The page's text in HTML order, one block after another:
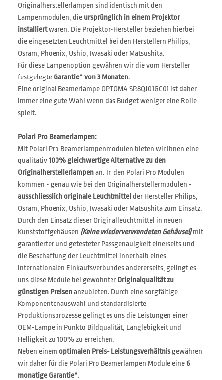
Originalherstellerlampen sind identisch mit den
Lampenmodulen, die ursprünglich in einem Projektor
installiertwaren. Die Projektor-Hersteller beziehen hierbei
die eingesetzten Leuchtmittel bei den Herstellern Philips,
Osram, Phoenix, Ushio, Iwasaki oder Matsushita.
Für diese Lampenoption gewähren wir die vom Hersteller
festgelegte Garantie* von 3 Monaten.
Eine original Beamerlampe OPTOMA SP.8QJ01GC01 ist daher
immer eine gute Wahl wenn das Budget weniger eine Rolle
spielt.
Polari Pro Beamerlampen:
Mit Polari Pro Beamerlampenmodulen bieten wir Ihnen eine
qualitativ100% gleichwertige Alternative zu den
Originalherstellerlampenan. In den Polari Pro Modulen
kommen - genau wie bei den Originalherstellermodulen -
ausschliesslich originale Leuchtmittel der Hersteller Philips,
Osram, Phoenix, Ushio, Iwasaki oder Matsushita zum Einsatz.
Durch den Einsatz dieser Originalleuchtmittel in neuen
Kunststoffgehäusen (Keine wiederverwendeten Gehäuse!)mit
garantierter und getesteter Passgenauigkeit einerseits und
die Beschaffung der Leuchtmittel innerhalb eines
internationalen Einkaufsverbundes andererseits, gelingt es
uns diese Module bei gewohnter Originalqualität zu
günstigen Preisenanzubieten. Durch eine sorgfältige
Komponentenauswahl und standardisierte
Produktionsprozesse gelingt es uns die Leistungen einer
OEM-Lampe in Punkto Bildqualität, Langlebigkeit und
Helligkeit zu 100% zu erreichen.
Neben einem optimalen Preis- Leistungsverhältnisgewähren
wir daher für die Polari Pro Beamerlampen Module eine 6
monatige Garantie*.